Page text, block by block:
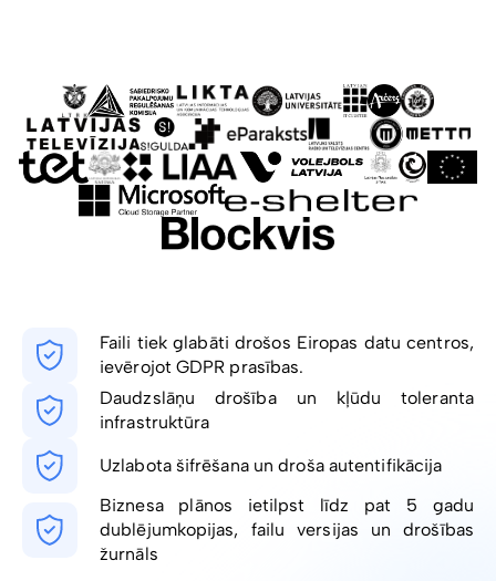
Faili tiek glabāti drošos Eiropas datu centros,
ievērojot GDPR prasības.
Daudzslāņu drošība un kļūdu toleranta
infrastruktūra
Uzlabota šifrēšana un droša autentifikācija
Biznesa plānos ietilpst līdz pat 5 gadu
dublējumkopijas, failu versijas un drošības
žurnāls